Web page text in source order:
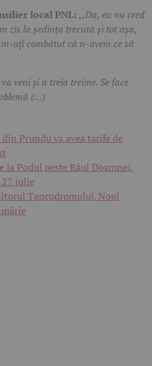
local PNL: ,,Da, eu nu cred
zis la ședința trecută și tot așa,
ați combătut că n-avem ce să
veni și a treia treime. Se face
(…)
Prundu va avea tarife de
Podul peste Râul Doamnei.
iulie
Tancodromului. Noul